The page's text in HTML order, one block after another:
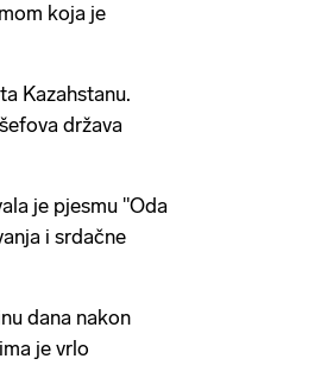
koja je
Kazahstanu.
država
je pjesmu "Oda
i srdačne
dana nakon
je vrlo